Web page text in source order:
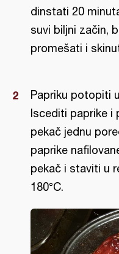
dinstati 20
suvi biljni začin,
promešati i
Papriku potopiti
Iscediti paprike i
pekač jednu
paprike
pekač i staviti u
180°C.